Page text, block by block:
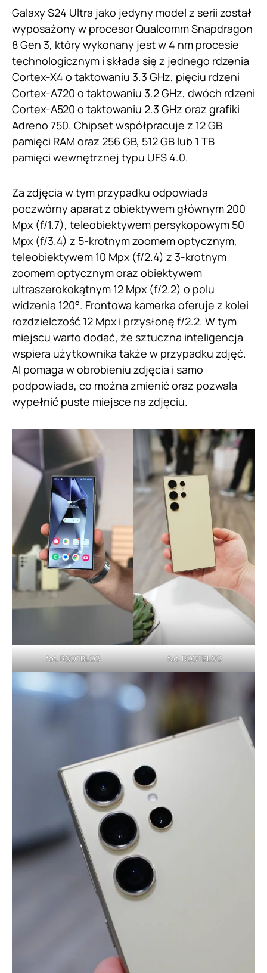
Galaxy S24 Ultra jako jedyny model z serii został
wyposażony w procesor Qualcomm Snapdragon
8 Gen 3, który wykonany jest w 4 nm procesie
technologicznym i składa się z jednego rdzenia
Cortex-X4 o taktowaniu 3.3 GHz, pięciu rdzeni
Cortex-A720 o taktowaniu 3.2 GHz, dwóch rdzeni
Cortex-A520 o taktowaniu 2.3 GHz oraz grafiki
Adreno 750. Chipset współpracuje z 12 GB
pamięci RAM oraz 256 GB, 512 GB lub 1 TB
pamięci wewnętrznej typu UFS 4.0.
Za zdjęcia w tym przypadku odpowiada
poczwórny aparat z obiektywem głównym 200
Mpx (f/1.7), teleobiektywem persykopowym 50
Mpx (f/3.4) z 5-krotnym zoomem optycznym,
teleobiektywem 10 Mpx (f/2.4) z 3-krotnym
zoomem optycznym oraz obiektywem
ultraszerokokątnym 12 Mpx (f/2.2) o polu
widzenia 120°. Frontowa kamerka oferuje z kolei
rozdzielczość 12 Mpx i przysłonę f/2.2. W tym
miejscu warto dodać, że sztuczna inteligencja
wspiera użytkownika także w przypadku zdjęć.
AI pomaga w obrobieniu zdjęcia i samo
podpowiada, co można zmienić oraz pozwala
wypełnić puste miejsce na zdjęciu.
fot. ROOTBLOG fot. ROOTBLOG